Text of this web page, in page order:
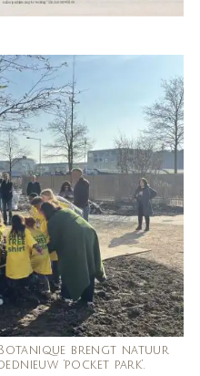
brengt natuur
‘pocket park’.